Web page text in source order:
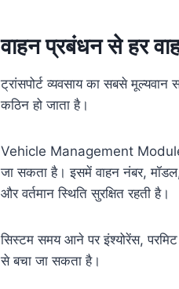
वाहन प्रबंधन से हर
ट्रांसपोर्ट व्यवसाय का सबसे
कठिन हो जाता है।
Vehicle Management Module
जा सकता है। इसमें वाहन नंबर, मॉडल,
और वर्तमान स्थिति सुरक्षित रहती है।
सिस्टम समय आने पर इंश्योरेंस,
से बचा जा सकता है।